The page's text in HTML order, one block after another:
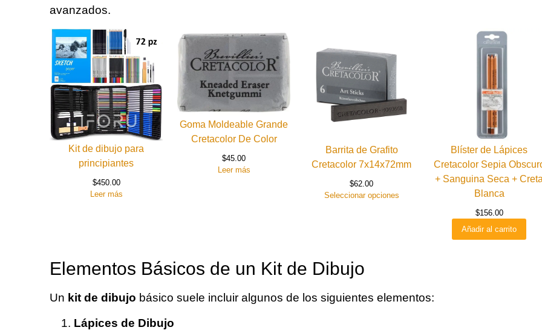
avanzados.
Kit de dibujo para
principiantes
$450.00
Leer más
Goma Moldeable Grande
Cretacolor De Color
$45.00
Leer más
Barrita de Grafito
Cretacolor 7x14x72mm
$62.00
Seleccionar opciones
Blíster de Lápices
Cretacolor Sepia
+ Sanguina Seca +
Blanca
$156.00
Añadir al carrito
Elementos Básicos de un Kit de Dibujo
Un kit de dibujo básico suele incluir algunos de los siguientes elementos:
Lápices de Dibujo